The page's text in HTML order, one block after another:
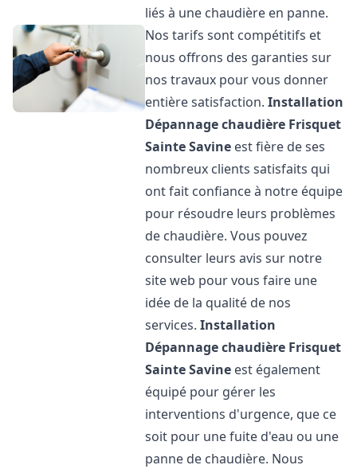
liés à une chaudière en panne.
Nos tarifs sont compétitifs et
nous offrons des garanties sur
nos travaux pour vous donner
entière satisfaction.Installation
Dépannage chaudière Frisquet
Sainte Savine est fière de ses
nombreux clients satisfaits qui
ont fait confiance à notre équipe
pour résoudre leurs problèmes
de chaudière. Vous pouvez
consulter leurs avis sur notre
site web pour vous faire une
idée de la qualité de nos
services.Installation
Dépannage chaudière Frisquet
Sainte Savine est également
équipé pour gérer les
interventions d'urgence, que ce
soit pour une fuite d'eau ou une
panne de chaudière. Nous